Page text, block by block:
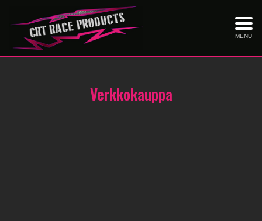
MENU
Verkkokauppa